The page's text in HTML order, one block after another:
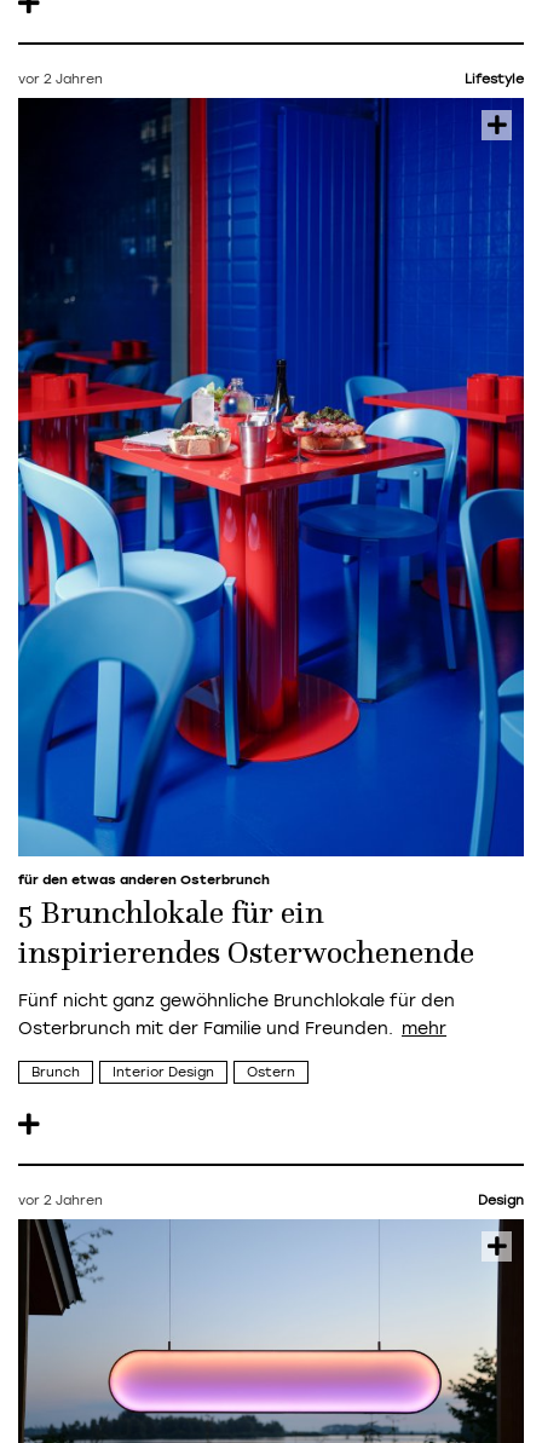
vor 2 Jahren Lifestyle
für den etwas anderen Osterbrunch
5 Brunchlokale für ein
inspirierendes Osterwochenende
Fünf nicht ganz gewöhnliche Brunchlokale für den
Osterbrunch mit der Familie und Freunden.
Brunch Interior Design Ostern
vor 2 Jahren Design